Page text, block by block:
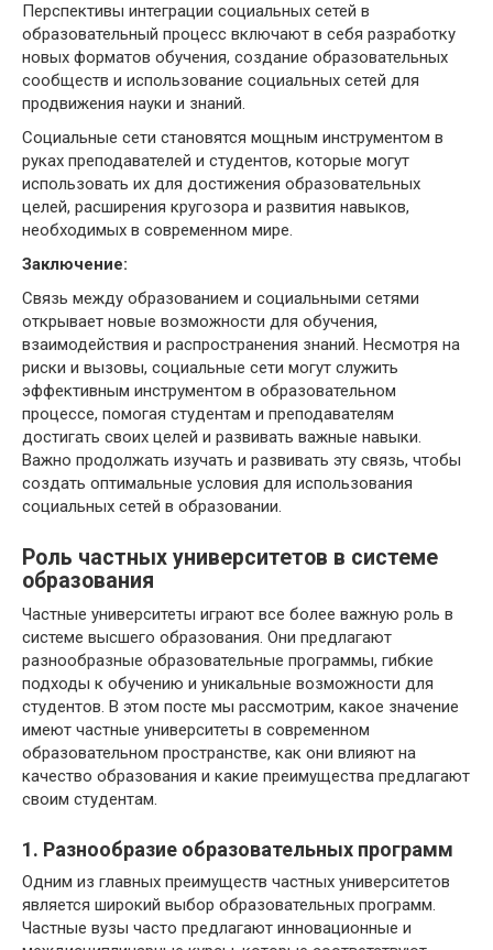
Перспективы интеграции социальных сетей в
образовательный процесс включают в себя разработку
новых форматов обучения, создание образовательных
сообществ и использование социальных сетей для
продвижения науки и знаний.
Социальные сети становятся мощным инструментом в
руках преподавателей и студентов, которые могут
использовать их для достижения образовательных
целей, расширения кругозора и развития навыков,
необходимых в современном мире.
Заключение:
Связь между образованием и социальными сетями
открывает новые возможности для обучения,
взаимодействия и распространения знаний. Несмотря на
риски и вызовы, социальные сети могут служить
эффективным инструментом в образовательном
процессе, помогая студентам и преподавателям
достигать своих целей и развивать важные навыки.
Важно продолжать изучать и развивать эту связь, чтобы
создать оптимальные условия для использования
социальных сетей в образовании.
Роль частных университетов в системе
образования
Частные университеты играют все более важную роль в
системе высшего образования. Они предлагают
разнообразные образовательные программы, гибкие
подходы к обучению и уникальные возможности для
студентов. В этом посте мы рассмотрим, какое значение
имеют частные университеты в современном
образовательном пространстве, как они влияют на
качество образования и какие преимущества предлагают
своим студентам.
1. Разнообразие образовательных программ
Одним из главных преимуществ частных университетов
является широкий выбор образовательных программ.
Частные вузы часто предлагают инновационные и